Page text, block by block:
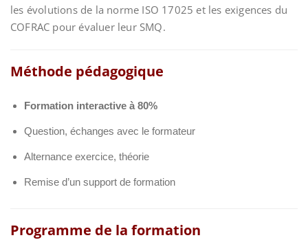
les évolutions de la norme ISO 17025 et les exigences du
COFRAC pour évaluer leur SMQ.
Méthode pédagogique
Formation interactive à 80%
Question, échanges avec le formateur
Alternance exercice, théorie
Remise d’un support de formation
Programme de la formation